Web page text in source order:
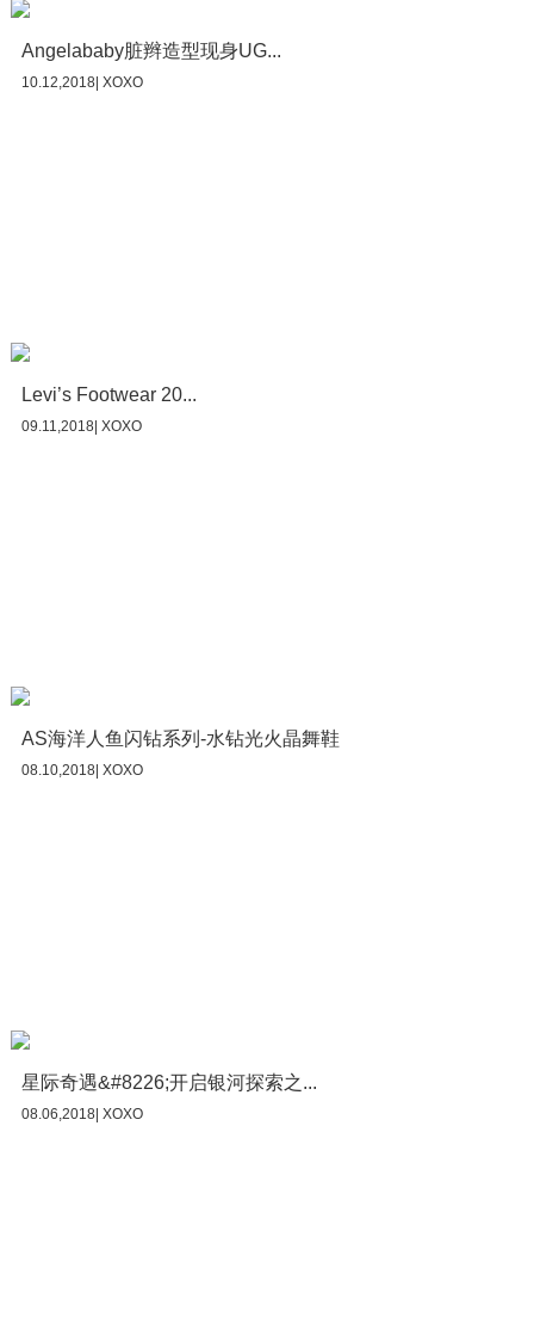
Angelababy脏辫造型现身UG...
10.12,2018| XOXO
Levi’s Footwear 20...
09.11,2018| XOXO
AS海洋人鱼闪钻系列-水钻光火晶舞鞋
08.10,2018| XOXO
星际奇遇&#8226;开启银河探索之...
08.06,2018| XOXO